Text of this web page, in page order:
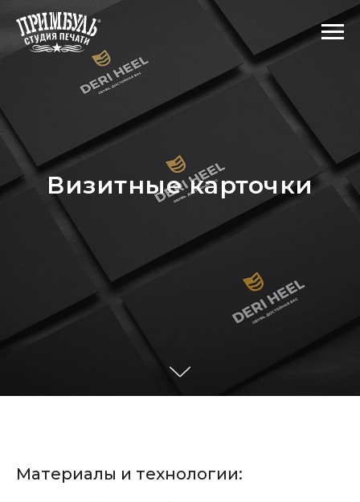
Визитные карточки
Материалы и технологии: